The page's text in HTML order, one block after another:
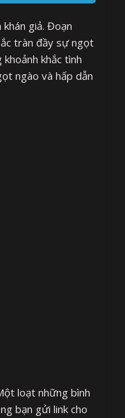
giả. Đoạn
tràn đầy sự ngọt
khắc tình
ngào và hấp dẫn
loạt những bình
bạn gửi link cho